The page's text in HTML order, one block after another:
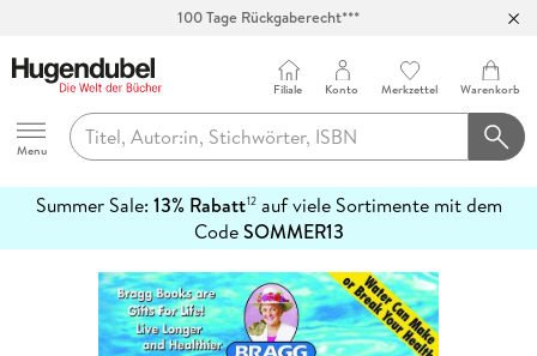
100 Tage Rückgaberecht***
Hugendubel
Menu
Filiale Konto Merkzettel Warenkorb
Summer Sale: 13% Rabatt12auf viele Sortimente mit dem
CodeSOMMER13
erfahren